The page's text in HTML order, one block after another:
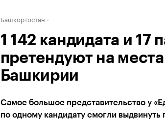
Башкортостан
1 142 кандидата и 17
претендуют на
Башкирии
Самое большое представительство у
по одному кандидату смогли выдвинуть